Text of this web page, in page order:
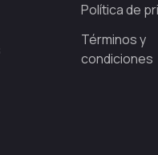
Política de
Términos y
condiciones